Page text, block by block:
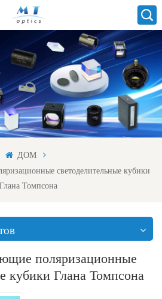
ДОМ
светоделительные кубики
Глана Томпсона
поляризационные
кубики Глана Томпсона